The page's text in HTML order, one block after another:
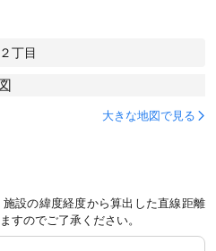
丁目
大きな地図で見る
設の緯度経度から算出した直線距離
すのでご了承ください。